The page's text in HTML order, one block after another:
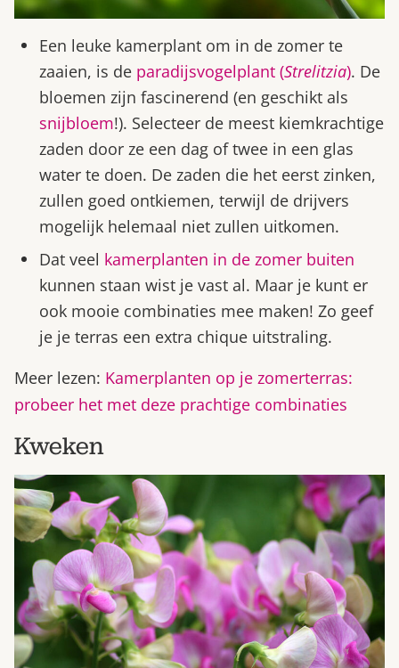
Een leuke kamerplant om in de zomer te
zaaien, is de paradijsvogelplant (Strelitzia). De
bloemen zijn fascinerend (en geschikt als
snijbloem!). Selecteer de meest kiemkrachtige
zaden door ze een dag of twee in een glas
water te doen. De zaden die het eerst zinken,
zullen goed ontkiemen, terwijl de drijvers
mogelijk helemaal niet zullen uitkomen.
Dat veel kamerplanten in de zomer buiten
kunnen staan wist je vast al. Maar je kunt er
ook mooie combinaties mee maken! Zo geef
je je terras een extra chique uitstraling.
Meer lezen: Kamerplanten op je zomerterras:
probeer het met deze prachtige combinaties
Kweken